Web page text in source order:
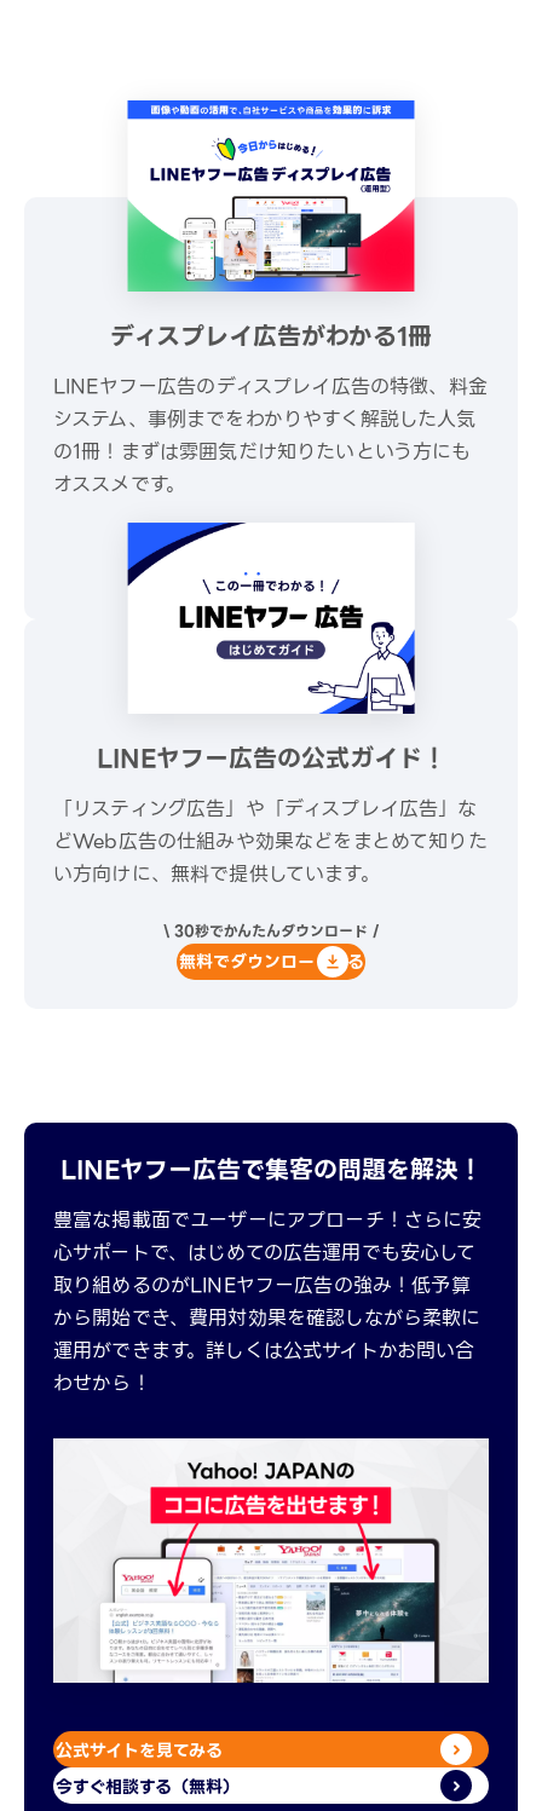
ディスプレイ広告がわかる1冊
LINEヤフー広告のディスプレイ広告の特徴、料金
システム、事例までをわかりやすく解説した人気
の1冊！まずは雰囲気だけ知りたいという方にも
オススメです。
\ 30秒でかんたんダウンロード /
無料でダウンロードする
LINEヤフー広告の公式ガイド！
「リスティング広告」や「ディスプレイ広告」な
どWeb広告の仕組みや効果などをまとめて知りた
い方向けに、無料で提供しています。
\ 30秒でかんたんダウンロード /
無料でダウンロードする
LINEヤフー広告で集客の問題を解決！
豊富な掲載面でユーザーにアプローチ！さらに安
心サポートで、はじめての広告運用でも安心して
取り組めるのがLINEヤフー広告の強み！低予算
から開始でき、費用対効果を確認しながら柔軟に
運用ができます。詳しくは公式サイトかお問い合
わせから！
公式サイトを見てみる
今すぐ相談する（無料）